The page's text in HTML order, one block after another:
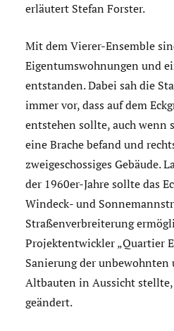
erläutert Stefan Forster.
Mit dem Vierer-Ensemble
Eigentumswohnungen und
entstanden. Dabei sah die
immer vor, dass auf dem
entstehen sollte, auch wenn
eine Brache befand und
zweigeschossiges Gebäude.
der 1960er-Jahre sollte das
Windeck- und
Straßenverbreiterung
Projektentwickler „Quartier
Sanierung der unbewohnten
Altbauten in Aussicht
geändert.